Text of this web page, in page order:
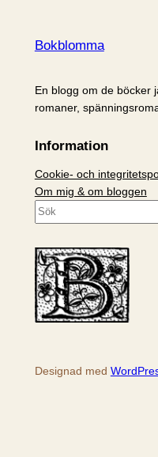
Bokblomma
En blogg om de böcker
romaner,
Information
Cookie- och
Om mig & om bloggen
S
k
Designad med